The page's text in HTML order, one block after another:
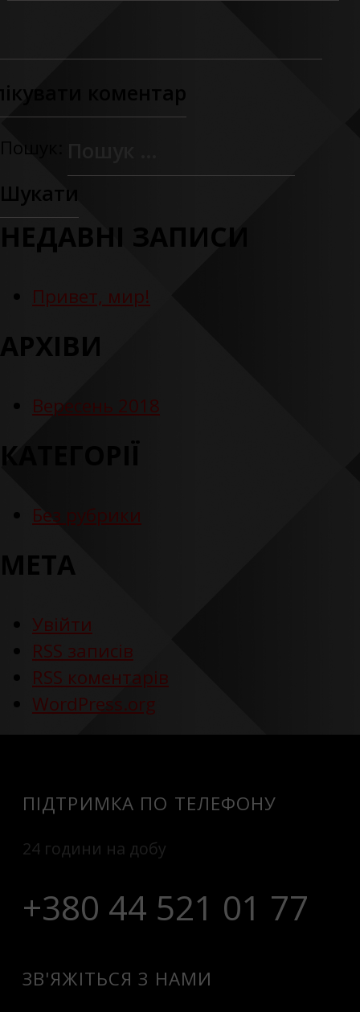
Пошук:
НЕДАВНІ ЗАПИСИ
Привет, мир!
АРХІВИ
Вересень 2018
КАТЕГОРІЇ
Без рубрики
МЕТА
Увійти
RSS записів
RSS коментарів
WordPress.org
ПІДТРИМКА ПО ТЕЛЕФОНУ
24 години на добу
+380 44 521 01 77
ЗВ'ЯЖІТЬСЯ З НАМИ